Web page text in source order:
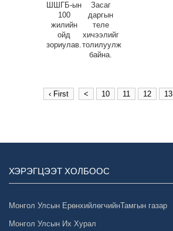
ШШГБ-ын
100
жилийн
ойд
зориулав.
Засаг
даргын
теле
хичээлийг
толилуулж
байна.
‹ First < 10 11 12 13
ХЭРЭГЦЭЭТ ХОЛБООС
Монгол Улсын ЕрөнхийлөгчийнТамгын газар
Монгол Улсын Их Хурал